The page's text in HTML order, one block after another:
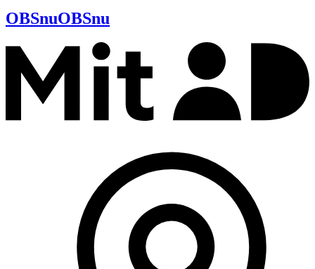
OBSnuOBSnu